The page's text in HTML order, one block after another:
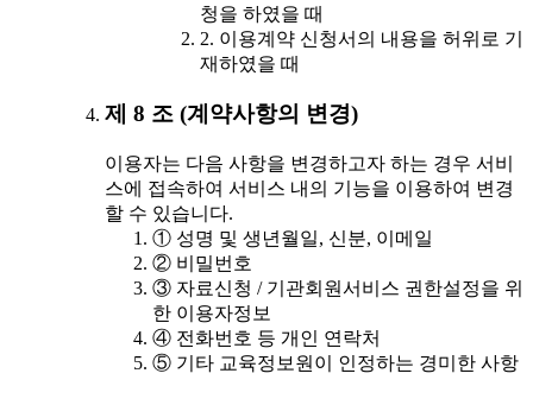
청을 하였을 때
2. 이용계약 신청서의 내용을 허위로 기
재하였을 때
제 8 조 (계약사항의 변경)
이용자는 다음 사항을 변경하고자 하는 경우 서비
스에 접속하여 서비스 내의 기능을 이용하여 변경
할 수 있습니다.
① 성명 및 생년월일, 신분, 이메일
② 비밀번호
③ 자료신청 / 기관회원서비스 권한설정을 위
한 이용자정보
④ 전화번호 등 개인 연락처
⑤ 기타 교육정보원이 인정하는 경미한 사항